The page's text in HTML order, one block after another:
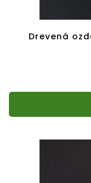
Drevená